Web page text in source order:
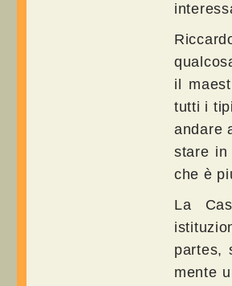
il
tutti i
andare
stare in
che è
La
partes,
mente